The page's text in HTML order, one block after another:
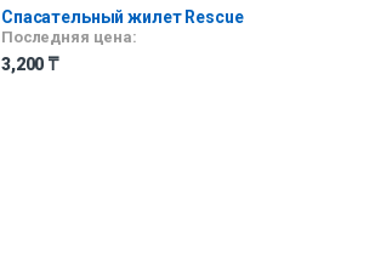
Cпасательный жилет Rescue
Последняя цена:
3,200 ₸